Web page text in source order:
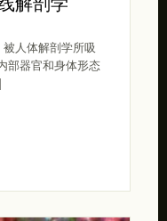
人体解剖学所吸
部器官和身体形态